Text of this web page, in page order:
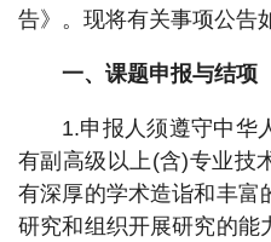
告》。现将有关事项公告
一、课题申报与结项
1.申报人须遵守中华
有副高级以上(含)专业技
有深厚的学术造诣和丰富
研究和组织开展研究的能